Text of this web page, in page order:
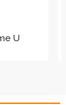
pentru